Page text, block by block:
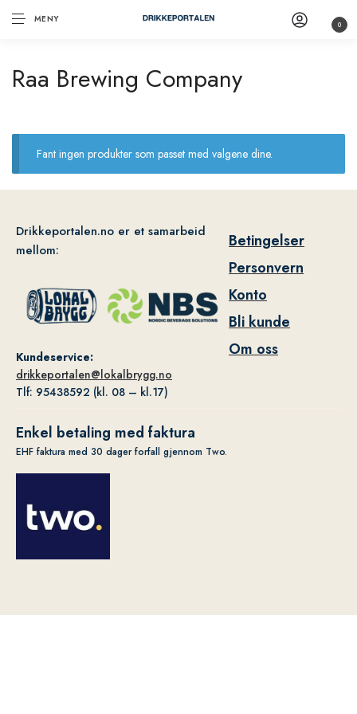
MENY 0
Raa Brewing Company
Fant ingen produkter som passet med valgene dine.
Drikkeportalen.no er et samarbeid
mellom:
Kundeservice:
drikkeportalen@lokalbrygg.no
Tlf: 95438592 (kl. 08 – kl.17)
Betingelser
Personvern
Konto
Bli kunde
Om oss
Enkel betaling med faktura
EHF faktura med 30 dager forfall gjennom Two.